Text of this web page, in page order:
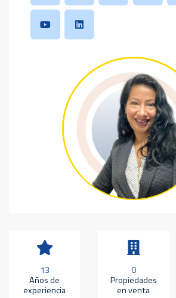
13
Años de
experiencia
0
Propiedades
en venta